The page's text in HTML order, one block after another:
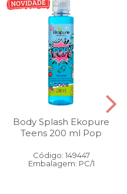
Body Splash Ekopure
Teens 200 ml Pop
Código: 149447
Embalagem: PC/1